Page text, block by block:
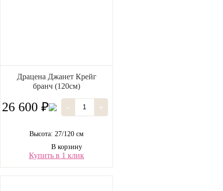
Драцена Джанет Крейг
бранч (120см)
26 600 ₽ - +
Высота: 27/120 см
В корзину
Купить в 1 клик